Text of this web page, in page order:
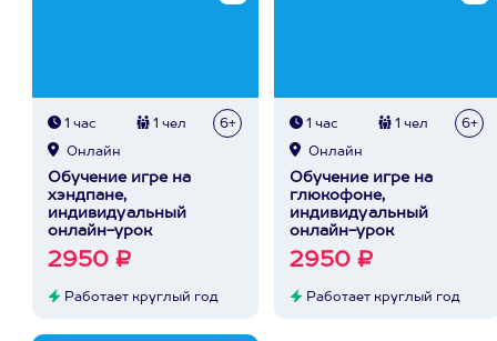
1 час 1 чел 6+
Онлайн
Обучение игре на
хэндпане,
индивидуальный
онлайн-урок
2950 ₽
Работает круглый год
1 час 1 чел 6+
Онлайн
Обучение игре на
глюкофоне,
индивидуальный
онлайн-урок
2950 ₽
Работает круглый год